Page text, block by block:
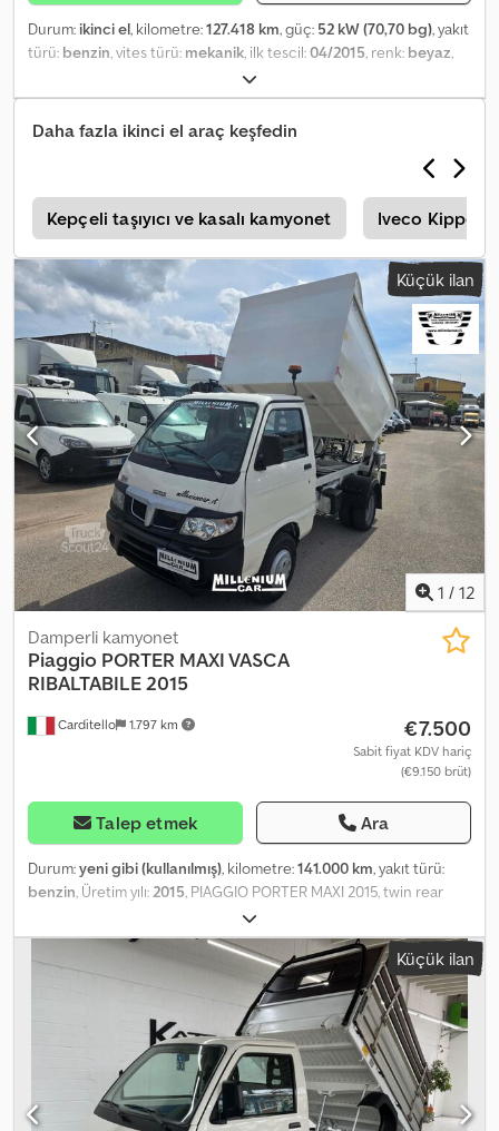
Durum: ikinci el, kilometre:127.418 km, güç: 52 kW (70,70 bg), yakıt
türü: benzin, vites türü: mekanik, ilk tescil:04/2015, renk: beyaz,
, PORTER CASSONE atık kasası
Chsdpfovbmfqsx Ai Isa NOT: E-POSTA YOLUYLA CEVAP
VERMİYORUZ, SADECE TELEFONLA İLETİŞİM. TEL. EMI-AUTOCAR
Daha fazla ikinci el araç keşfedin
Kepçeli taşıyıcı ve kasalı kamyonet Iveco Kipper
Küçük ilan
1 / 12
Carditello 1.797 km
Damperli kamyonet
Piaggio PORTER MAXI VASCA
RIBALTABILE 2015
€7.500
Sabit fiyat KDV hariç
(€9.150 brüt)
Talep etmek Ara
Durum:yeni gibi (kullanılmış), kilometre:141.000 km, yakıt türü:
benzin, Üretim yılı:2015, PIAGGIO PORTER MAXI 2015, twin rear
wheels, 1.3 petrol engine, tipping waste container with rear
ROSSI-brand comb, new tyres, serviced, 141,000 km, ready for use.
Contact: Benito +39 338 3844139, Michele +39 339 4588233.
Cjdpfswx Irljx Ai Isha
Küçük ilan